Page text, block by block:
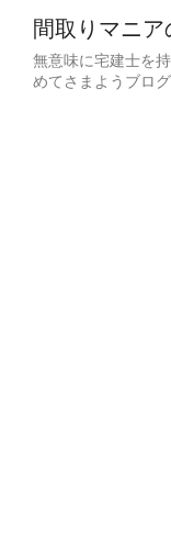
間取りマニア
無意味に宅建士を
めてさまようブロ